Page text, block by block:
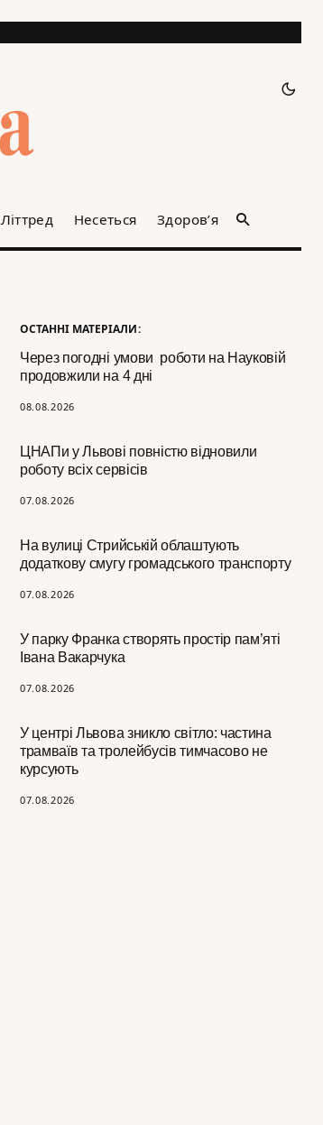
Літтред Несеться Здоров’я
ОСТАННІ МАТЕРІАЛИ:
Через погодні умови роботи на Науковій
продовжили на 4 дні
08.08.2026
ЦНАПи у Львові повністю відновили
роботу всіх сервісів
07.08.2026
На вулиці Стрийській облаштують
додаткову смугу громадського транспорту
07.08.2026
У парку Франка створять простір пам’яті
Івана Вакарчука
07.08.2026
У центрі Львова зникло світло: частина
трамваїв та тролейбусів тимчасово не
курсують
07.08.2026